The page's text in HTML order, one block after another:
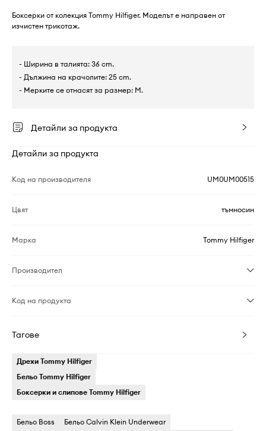
Боксерки от колекция Tommy Hilfiger. Моделът е направен от
изчистен трикотаж.
- Ширина в талията: 36 cm.
- Дължина на крачолите: 25 cm.
- Мерките се отнасят за размер: M.
Детайли за продукта
Детайли за продукта
Код на производителя UM0UM00515
Цвят тъмносин
Марка Tommy Hilfiger
Производител
Код на продукта
Тагове
Дрехи Tommy Hilfiger
Бельо Tommy Hilfiger
Боксерки и слипове Tommy Hilfiger
Бельо Boss Бельо Calvin Klein Underwear